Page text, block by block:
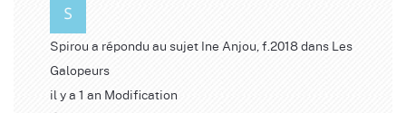
Spirou a répondu au sujet Ine Anjou, f.2018dans Les
Galopeurs
il y a 1 an Modification